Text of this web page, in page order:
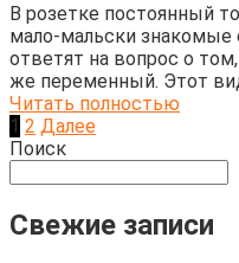
В розетке постоянный
мало-мальски знакомые
ответят на вопрос о
же переменный. Этот
Читать полностью
Пагинация
записей
1 2 Далее
Поиск
Свежие записи